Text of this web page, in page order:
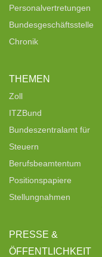
Personalvertretungen
Bundesgeschäftsstelle
Chronik
THEMEN
Zoll
ITZBund
Bundeszentralamt für
Steuern
Berufsbeamtentum
Positionspapiere
Stellungnahmen
PRESSE &
ÖFFENTLICHKEIT